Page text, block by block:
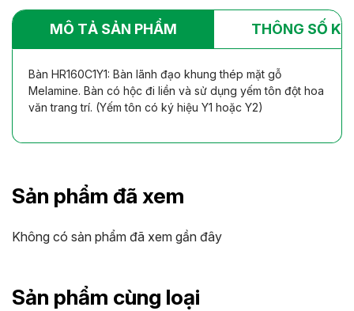
MÔ TẢ SẢN PHẨM THÔNG SỐ
Bàn HR160C1Y1: Bàn lãnh đạo khung thép mặt gỗ
Melamine. Bàn có hộc đi liền và sử dụng yếm tôn đột hoa
văn trang trí. (Yếm tôn có ký hiệu Y1 hoặc Y2)
Sản phẩm đã xem
Không có sản phẩm đã xem gần đây
Sản phẩm cùng loại